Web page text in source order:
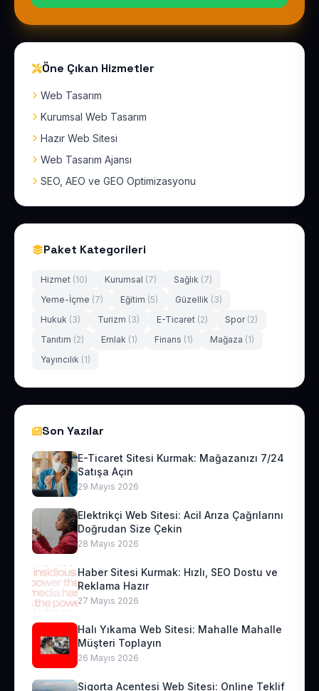
Öne Çıkan Hizmetler
Web Tasarım
Kurumsal Web Tasarım
Hazır Web Sitesi
Web Tasarım Ajansı
SEO, AEO ve GEO Optimizasyonu
Paket Kategorileri
Hizmet (10) Kurumsal (7) Sağlık (7)
Yeme-İçme (7) Eğitim (5) Güzellik (3)
Hukuk (3) Turizm (3) E-Ticaret (2) Spor (2)
Tanıtım (2) Emlak (1) Finans (1) Mağaza (1)
Yayıncılık (1)
Son Yazılar
E-Ticaret Sitesi Kurmak: Mağazanızı 7/24
Satışa Açın
29 Mayıs 2026
Elektrikçi Web Sitesi: Acil Arıza Çağrılarını
Doğrudan Size Çekin
28 Mayıs 2026
Haber Sitesi Kurmak: Hızlı, SEO Dostu ve
Reklama Hazır
27 Mayıs 2026
Halı Yıkama Web Sitesi: Mahalle Mahalle
Müşteri Toplayın
26 Mayıs 2026
Sigorta Acentesi Web Sitesi: Online Teklif